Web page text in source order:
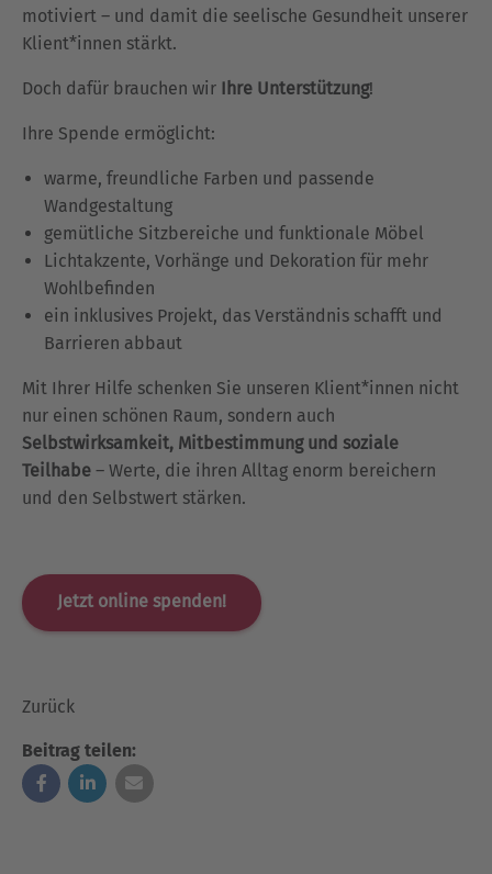
motiviert – und damit die seelische Gesundheit unserer
Klient*innen stärkt.
Doch dafür brauchen wir Ihre Unterstützung!
Ihre Spende ermöglicht:
warme, freundliche Farben und passende
Wandgestaltung
gemütliche Sitzbereiche und funktionale Möbel
Lichtakzente, Vorhänge und Dekoration für mehr
Wohlbefinden
ein inklusives Projekt, das Verständnis schafft und
Barrieren abbaut
Mit Ihrer Hilfe schenken Sie unseren Klient*innen nicht
nur einen schönen Raum, sondern auch
Selbstwirksamkeit, Mitbestimmung und soziale
Teilhabe – Werte, die ihren Alltag enorm bereichern
und den Selbstwert stärken.
Jetzt online spenden!
Zurück
Beitrag teilen: